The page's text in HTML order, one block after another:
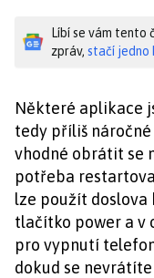
Líbí se vám tento
zpráv, stačí jedno
Některé aplikace
tedy příliš
vhodné obrátit se
potřeba
lze použít doslova
tlačítko power a v
pro vypnutí
dokud se